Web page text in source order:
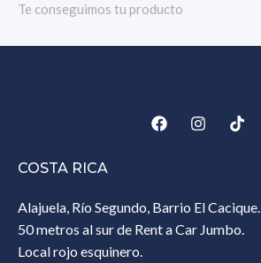
Te conseguimos tu producto
COSTA RICA
Alajuela, Río Segundo, Barrio El Cacique.
50 metros al sur de Rent a Car Jumbo.
Local rojo esquinero.